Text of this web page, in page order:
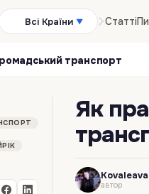
Всі Країни ▼ Статті
транспорт
Як
Kovaleava
автор